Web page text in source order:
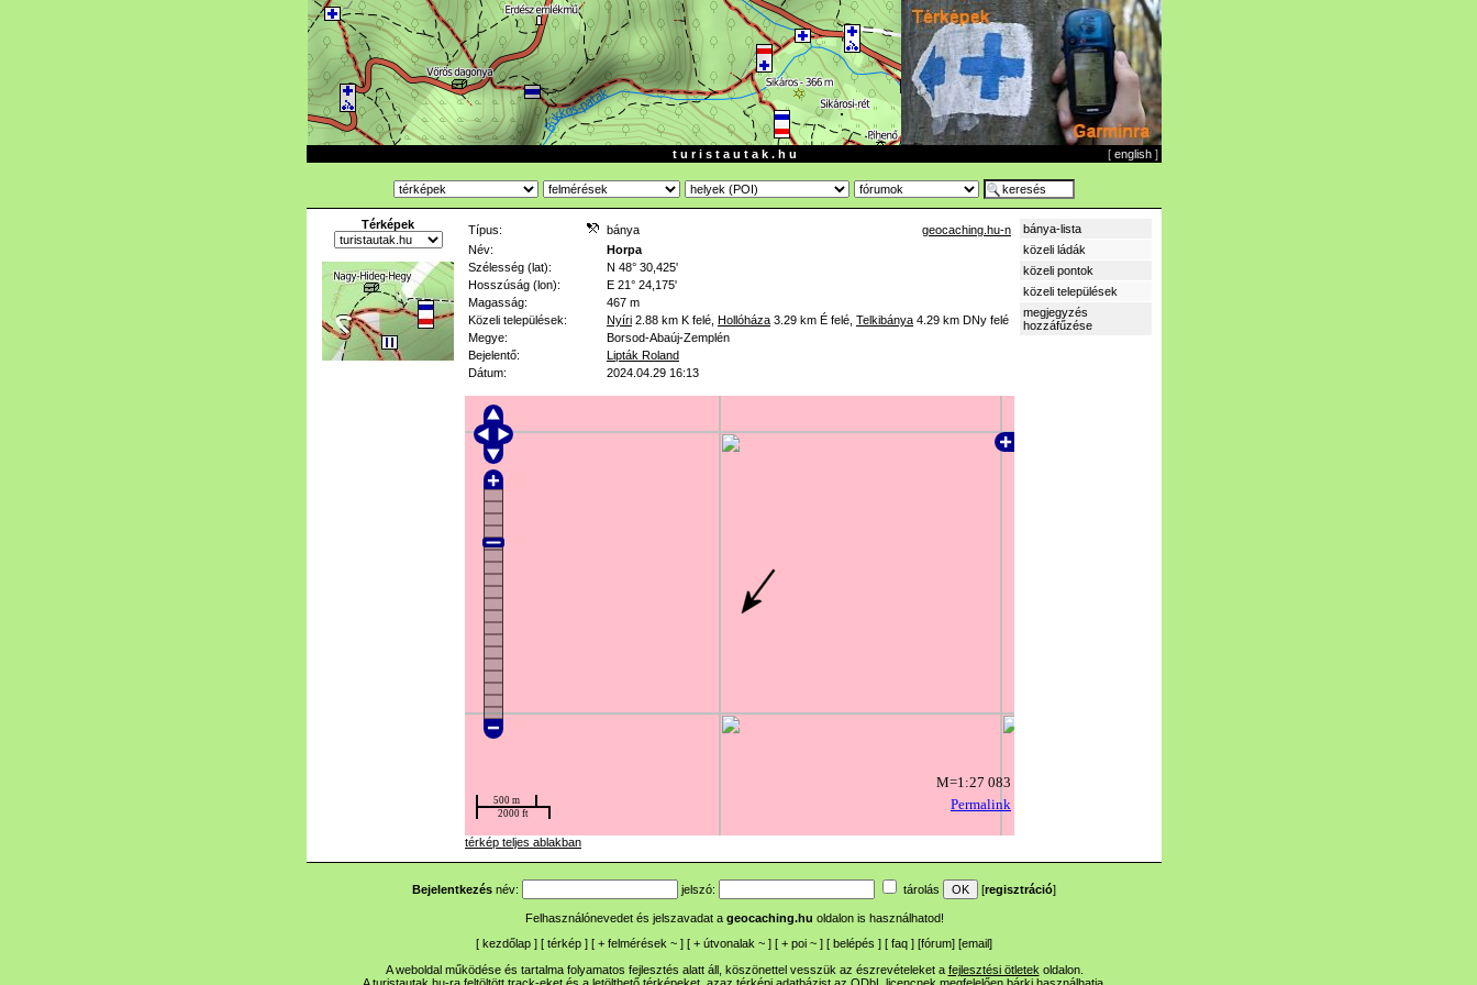
t u r i s t a u t a k . h u [ english ]
Térképek Típus: bánya
geocaching.hu-n
Név:
Horpa
Szélesség (lat):
N 48° 30,425'
Hosszúság (lon):
E 21° 24,175'
Magasság:
467 m
Közeli települések:
Nyíri 2.88 km K felé Hollóháza 3.29 km É felé Telkibánya 4.29 km DNy felé
Megye:
Borsod-Abaúj-Zemplén
Bejelentő:
Lipták Roland
Dátum:
2024.04.29 16:13
térkép teljes ablakban
bánya-lista
közeli ládák
közeli pontok
közeli települések
megjegyzés
hozzáfűzése
Bejelentkezés név: jelszó: tárolás [regisztráció]
Felhasználónevedet és jelszavadat a geocaching.hu oldalon is használhatod!
[ kezdőlap ] [ térkép ] [ + felmérések ~ ] [ + útvonalak ~ ] [ + poi ~ ] [ belépés ] [ faq ] [fórum] [email]
A weboldal működése és tartalma folyamatos fejlesztés alatt áll, köszönettel vesszük az észrevételeket a fejlesztési ötletek oldalon.